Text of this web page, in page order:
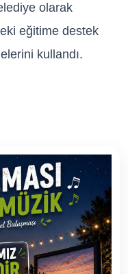
olarak
eğitime destek
kullandı.